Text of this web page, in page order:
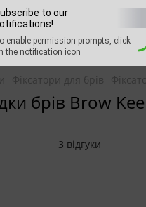
to our
enable permission prompts, click
the notification icon
Beauty Hunter
при замовленні від
Фіксатори для брів
брів Brow
3 відгуки